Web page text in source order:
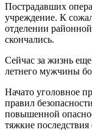
Пострадавших
учреждение. К
отделении
скончались.
Сейчас за жизнь
летнего мужчины
Начато уголовное
правил
повышенной
тяжкие